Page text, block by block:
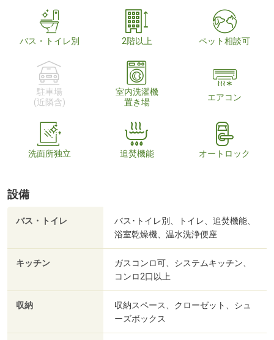
バス・トイレ別 2階以上 ペット相談可
駐車場
(近隣含)
室内洗濯機
置き場
エアコン
洗面所独立 追焚機能 オートロック
設備
バス・トイレ
バス･トイレ別、トイレ、追焚機能、
浴室乾燥機、温水洗浄便座
キッチン
ガスコンロ可、システムキッチン、
コンロ2口以上
収納
収納スペース、クローゼット、シュ
ーズボックス